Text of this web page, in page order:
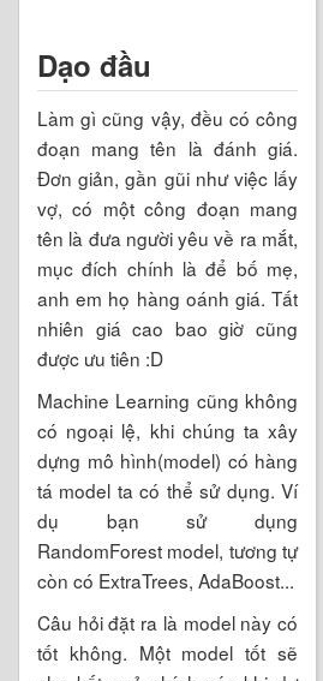
Dạo đầu
Làm gì cũng vậy, đều có công
đoạn mang tên là đánh giá.
Đơn giản, gần gũi như việc lấy
vợ, có một công đoạn mang
tên là đưa người yêu về ra mắt,
mục đích chính là để bố mẹ,
anh em họ hàng oánh giá. Tất
nhiên giá cao bao giờ cũng
được ưu tiên :D
Machine Learning cũng không
có ngoại lệ, khi chúng ta xây
dựng mô hình(model) có hàng
tá model ta có thể sử dụng. Ví
dụ bạn sử dụng
RandomForest model, tương tự
còn có ExtraTrees, AdaBoost...
Câu hỏi đặt ra là model này có
tốt không. Một model tốt sẽ